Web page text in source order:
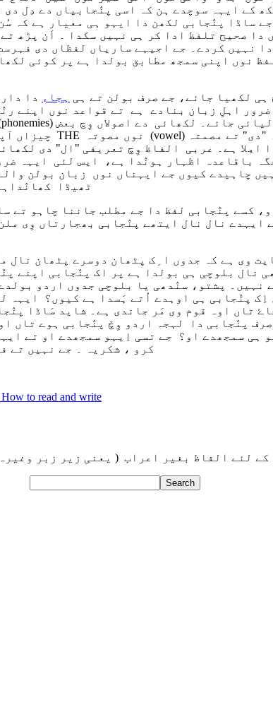
کے ایہہ سوچدے ہن کہ اسی پنٛجابیاں دے دِل
ساڈا پنٛجابی لکھن دا ایہو ہی معیار ہے کہ
صحیح تلفظ ادا کر ہی نہیں سکدا ۔ اَن پڑھ
نہیں کردے۔ جے اجیہے ساریاں لفظاں دی
نوں اپنی سمجھ مطابق بولدا ہے پر کوئی
لکھیا جائے، جے صرف بولن تے ہی ہجاء دا
اہلِ زبان بنادے ہے تے قواعد نوں اپنے
THE (vowel)
امِلا ہے۔ عربی الفاظ وِچ تعریفی "ال" دی
باقاعدہ اظہار ہونٛدا ہے، ایس لئی ایہہ
چاہیدے کیوں جے ایہناں نوں زبان بولن
ٹھیڈا
کسے پنٛجابی لفظ دا جے مطلب جاننا چاہو تے
نال نال ایتھے پنٛجابی بھجارتاں وِی
وی ہے کہ جدوں ا ِک پٹھان دوسرے پٹھان نال
نال بلوچی ہی بولدا ہے پر اک پنٛجابی اپنے
نہیں۔ پشتو، سنٛدھی یا بلوچی جدوں اردو
پنٛجابی ہی اوہدے اُتے ہَسدا ہے کیوں؟ ایہہ
تاں اوہ قوم وی مَر جاندی ہے۔ شاید سَاڈا
پنٛجابی دا لہجہ اردو وِچّ پنٛجابی ہوے تاں
سمجھدے او؟ جے تسی اِیہو سمجھدے او تے
کرو ، شکریہ ۔ جے نہیں تے
to read and write
کے لئے الفاظ بغیر اعراب ( یعنی زیر زبر وغیرہ